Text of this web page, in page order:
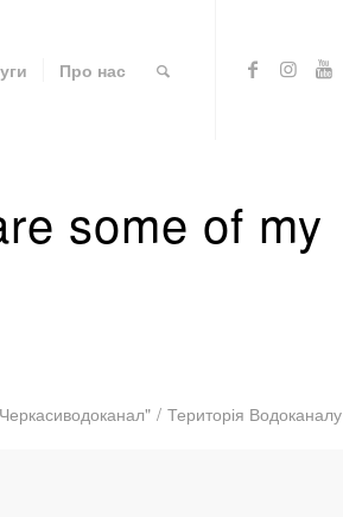
Про нас
some of my
/ Територія Водоканалу